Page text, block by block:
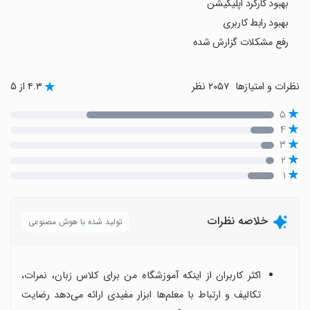
بهبود کارکرد اپلیکیشن
بهبود رابط کاربری
رفع مشکلات گزارش شده
نظرات و امتیازها ۴.۳ از ۵
۵
۴
۳
۲
۱
خلاصه نظرات تولید شده با هوش مصنوعی
اکثر کاربران از اینکه آموزشگاه من برای کلاس زبان، نمرات،
تکالیف و ارتباط با معلم‌ها ابزار مفیدی ارائه می‌دهد رضایت